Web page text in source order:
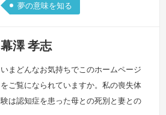
夢の意味を知る
幕澤 孝志
いまどんなお気持ちでこのホームページ
をご覧になられていますか。私の喪失体
験は認知症を患った母との死別と妻との